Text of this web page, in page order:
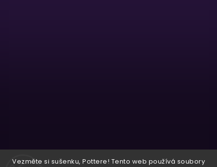
Vezměte si sušenku, Pottere! Tento web používá soubory
Sledovat na Instagramu